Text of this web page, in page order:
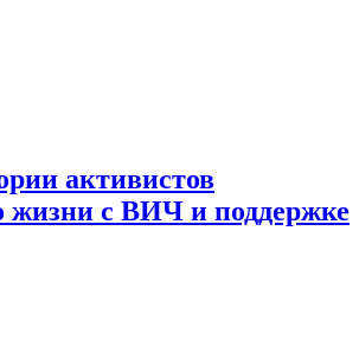
активистов
жизни с ВИЧ и поддержке